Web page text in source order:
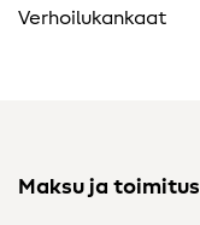
Verhoilukankaat
Maksu ja toimitus